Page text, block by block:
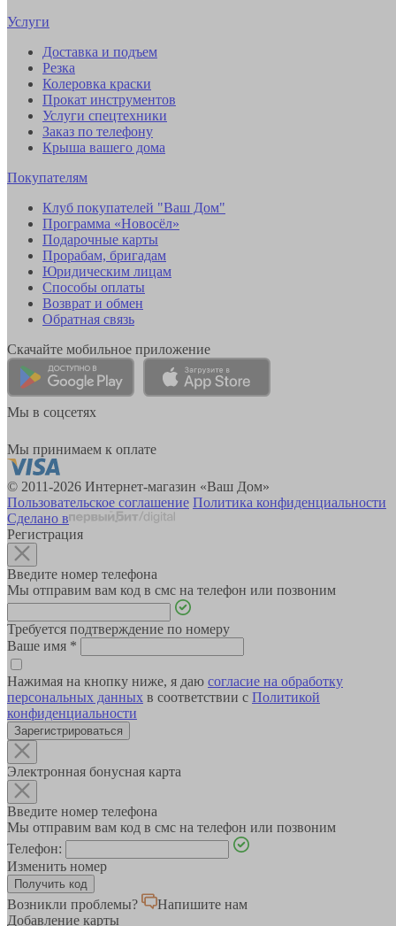
Услуги
Доставка и подъем
Резка
Колеровка краски
Прокат инструментов
Услуги спецтехники
Заказ по телефону
Крыша вашего дома
Покупателям
Клуб покупателей "Ваш Дом"
Программа «Новосёл»
Подарочные карты
Прорабам, бригадам
Юридическим лицам
Способы оплаты
Возврат и обмен
Обратная связь
Скачайте мобильное приложение
Мы в соцсетях
Мы принимаем к оплате
© 2011-2026 Интернет-магазин «Ваш Дом»
Пользовательское соглашение Политика конфиденциальности
Сделано в
Регистрация
Введите номер телефона
Мы отправим вам код в смс на телефон или позвоним
Требуется подтверждение по номеру
Ваше имя *
Нажимая на кнопку ниже, я даю согласие на обработку
персональных данных в соответствии с Политикой
конфиденциальности
Зарегистрироваться
Электронная бонусная карта
Введите номер телефона
Мы отправим вам код в смс на телефон или позвоним
Телефон:
Изменить номер
Возникли проблемы?
Напишите нам
Добавление карты